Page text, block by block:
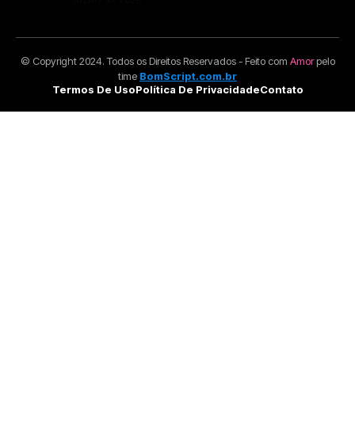
© Copyright 2024. Todos os Direitos Reservados - Feito com Amorpelo
time BomScript.com.br
Termos De UsoPolítica De PrivacidadeContato